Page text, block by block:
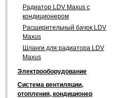
Радиатор LDV Maxus с
кондиционером
Расширительный бачок LDV
Maxus
Шланги для радиатора LDV
Maxus
Электрооборудование
Система вентиляции,
отопления, кондиционер